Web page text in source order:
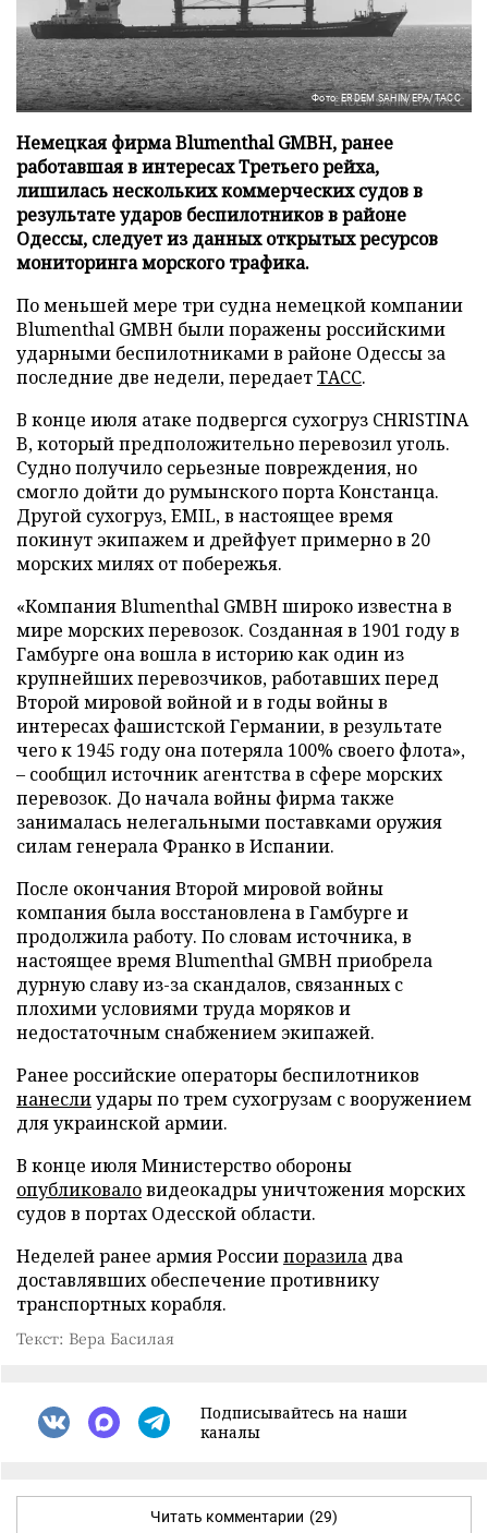
Фото: ERDEM SAHIN/EPA/ТАСС
Немецкая фирма Blumenthal GMBH, ранее
работавшая в интересах Третьего рейха,
лишилась нескольких коммерческих судов в
результате ударов беспилотников в районе
Одессы, следует из данных открытых ресурсов
мониторинга морского трафика.
По меньшей мере три судна немецкой компании
Blumenthal GMBH были поражены российскими
ударными беспилотниками в районе Одессы за
последние две недели, передаетТАСС.
В конце июля атаке подвергся сухогруз CHRISTINA
B, который предположительно перевозил уголь.
Судно получило серьезные повреждения, но
смогло дойти до румынского порта Констанца.
Другой сухогруз, EMIL, в настоящее время
покинут экипажем и дрейфует примерно в 20
морских милях от побережья.
«Компания Blumenthal GMBH широко известна в
мире морских перевозок. Созданная в 1901 году в
Гамбурге она вошла в историю как один из
крупнейших перевозчиков, работавших перед
Второй мировой войной и в годы войны в
интересах фашистской Германии, в результате
чего к 1945 году она потеряла 100% своего флота»,
– сообщил источник агентства в сфере морских
перевозок. До начала войны фирма также
занималась нелегальными поставками оружия
силам генерала Франко в Испании.
После окончания Второй мировой войны
компания была восстановлена в Гамбурге и
продолжила работу. По словам источника, в
настоящее время Blumenthal GMBH приобрела
дурную славу из-за скандалов, связанных с
плохими условиями труда моряков и
недостаточным снабжением экипажей.
Ранее российские операторы беспилотников
нанеслиудары по трем сухогрузам с вооружением
для украинской армии.
В конце июля Министерство обороны
опубликоваловидеокадры уничтожения морских
судов в портах Одесской области.
Неделей ранее армия Россиипоразила два
доставлявших обеспечение противнику
транспортных корабля.
Текст: Вера Басилая
Подписывайтесь на наши
каналы
Читать комментарии (29)